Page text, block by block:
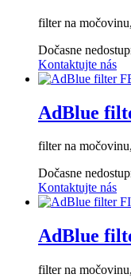
filter na
Dočasne
Kontaktujte nás
AdBlue
filter na
Dočasne
Kontaktujte nás
AdBlue
filter na